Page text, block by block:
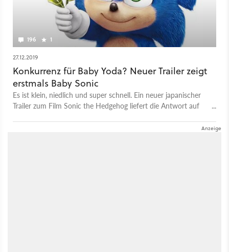
196 1
27.12.2019
Konkurrenz für Baby Yoda? Neuer Trailer zeigt
erstmals Baby Sonic
Es ist klein, niedlich und super schnell. Ein neuer japanischer
Trailer zum Film Sonic the Hedgehog liefert die Antwort auf